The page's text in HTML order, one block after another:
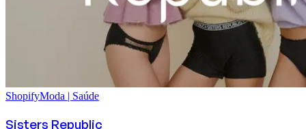
ShopifyModa | Saúde
Sisters Republic